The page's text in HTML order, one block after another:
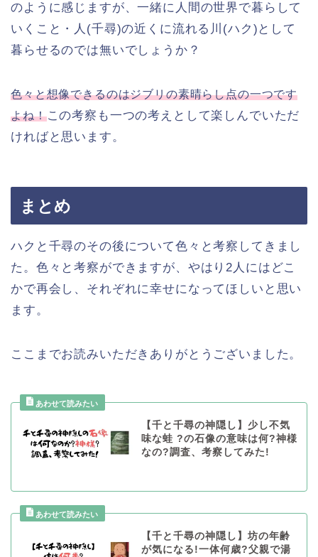
のように感じますが、一緒に人間の世界で暮らして
いくこと・人(千尋)の近くに流れる川(ハク)として
暮らせるのでは無いでしょうか？
色々と想像できるのはジブリの素晴らし点の一つです
よね！この考察も一つの考えとして楽しんでいただ
ければと思います。
まとめ
ハクと千尋のその後について色々と考察してきまし
た。色々と考察ができますが、やはり2人にはどこ
かで再会し、それぞれに幸せになってほしいと思い
ます。
ここまでお読みいただきありがとうございました。
【千と千尋の神隠し】少し不気
味な蛙 ?の石像の意味は何?神様
なの?調査、考察してみた!
【千と千尋の神隠し】坊の年齢
が気になる!一体何歳?父親で湯